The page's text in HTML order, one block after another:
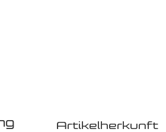
Artikelherkunft